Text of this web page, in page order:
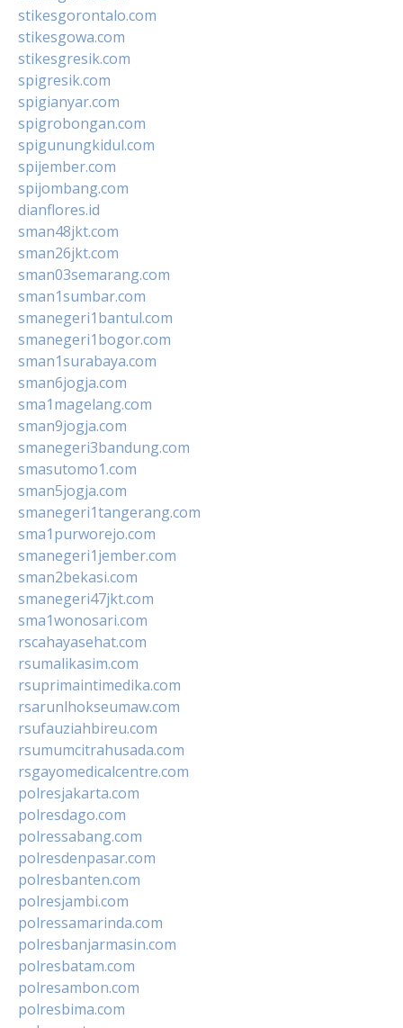
stikesgorontalo.com
stikesgowa.com
stikesgresik.com
spigresik.com
spigianyar.com
spigrobongan.com
spigunungkidul.com
spijember.com
spijombang.com
dianflores.id
sman48jkt.com
sman26jkt.com
sman03semarang.com
sman1sumbar.com
smanegeri1bantul.com
smanegeri1bogor.com
sman1surabaya.com
sman6jogja.com
sma1magelang.com
sman9jogja.com
smanegeri3bandung.com
smasutomo1.com
sman5jogja.com
smanegeri1tangerang.com
sma1purworejo.com
smanegeri1jember.com
sman2bekasi.com
smanegeri47jkt.com
sma1wonosari.com
rscahayasehat.com
rsumalikasim.com
rsuprimaintimedika.com
rsarunlhokseumaw.com
rsufauziahbireu.com
rsumumcitrahusada.com
rsgayomedicalcentre.com
polresjakarta.com
polresdago.com
polressabang.com
polresdenpasar.com
polresbanten.com
polresjambi.com
polressamarinda.com
polresbanjarmasin.com
polresbatam.com
polresambon.com
polresbima.com